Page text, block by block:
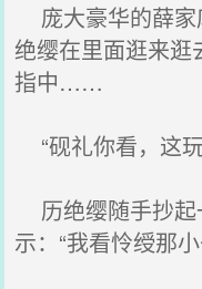
庞大豪华的薛家
绝缨在里面逛来逛
指中……
“砚礼你看，这
历绝缨随手抄起
示：“我看怜绶那